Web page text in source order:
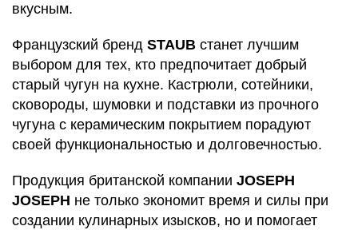
вкусным.
Французский бренд STAUB станет лучшим
выбором для тех, кто предпочитает добрый
старый чугун на кухне. Кастрюли, сотейники,
сковороды, шумовки и подставки из прочного
чугуна с керамическим покрытием порадуют
своей функциональностью и долговечностью.
Продукция британской компании JOSEPH
JOSEPH не только экономит время и силы при
создании кулинарных изысков, но и помогает